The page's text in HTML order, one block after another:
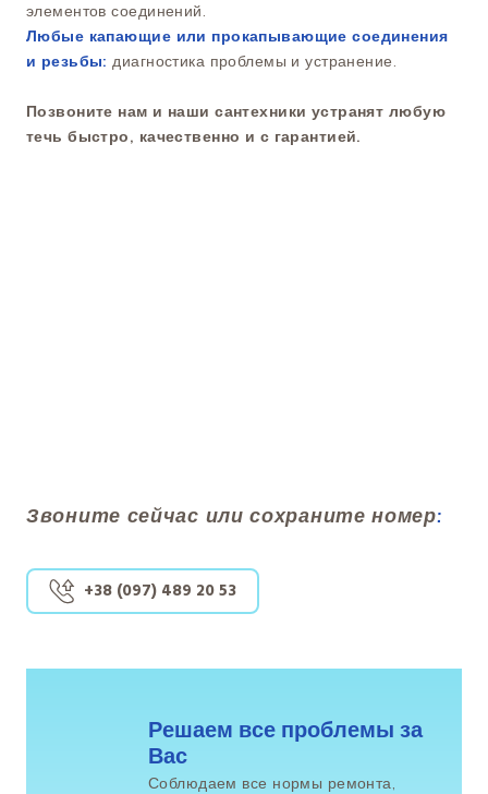
элементов соединений.
Любые капающие или прокапывающие соединения
и резьбы: диагностика проблемы и устранение.
Позвоните нам и наши сантехники устранят любую
течь быстро, качественно и с гарантией.
Звоните сейчас или сохраните номер:
+38 (097) 489 20 53
Решаем все проблемы за
Вас
Соблюдаем все нормы ремонта,